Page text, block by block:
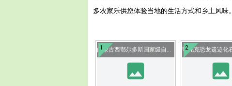
多农家乐供您体验当地的生活方式和乡土风味。
1
image
内蒙古西鄂尔多斯国家级自然保护区 2
image